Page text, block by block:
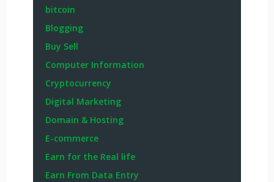
bitcoin
Blogging
Buy Sell
Computer Information
Cryptocurrency
Digital Marketing
Domain & Hosting
E-commerce
Earn for the Real life
Earn From Data Entry